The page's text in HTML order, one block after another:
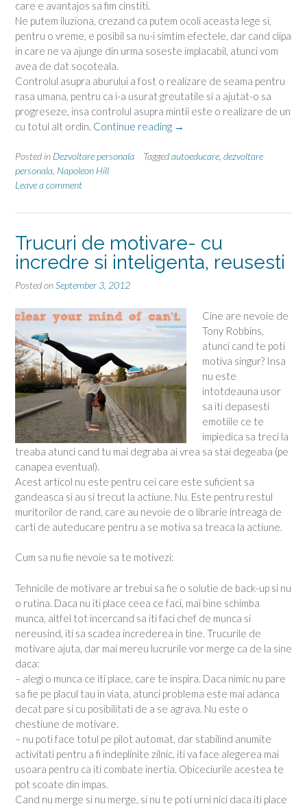
care e avantajos sa fim cinstiti.
Ne putem iluziona, crezand ca putem ocoli aceasta lege si,
pentru o vreme, e posibil sa nu-i simtim efectele, dar cand clipa
in care ne va ajunge din urma soseste implacabil, atunci vom
avea de dat socoteala.
Controlul asupra aburului a fost o realizare de seama pentru
rasa umana, pentru ca i-a usurat greutatile si a ajutat-o sa
progreseze, insa controlul asupra mintii este o realizare de un
cu totul alt ordin. Continue reading “Idei
Napoleon
→
Posted in Dezvoltare personala Taggedautoeducare, dezvoltare
personala, Napoleon Hill
Leave a comment
Trucuri de motivare- cu
incredre si inteligenta, reusesti
Posted onSeptember 3, 2012
Cine are nevoie de
Tony Robbins,
atunci cand te poti
motiva singur? Insa
nu este
intotdeauna usor
sa iti depasesti
emotiile ce te
impiedica sa treci la
treaba atunci cand tu mai degraba ai vrea sa stai degeaba (pe
canapea eventual).
Acest articol nu este pentru cei care este suficient sa
gandeasca si au si trecut la actiune. Nu. Este pentru restul
muritorilor de rand, care au nevoie de o librarie intreaga de
carti de auteducare pentru a se motiva sa treaca la actiune.
Cum sa nu fie nevoie sa te motivezi:
Tehnicile de motivare ar trebui sa fie o solutie de back-up si nu
o rutina. Daca nu iti place ceea ce faci, mai bine schimba
munca, altfel tot incercand sa iti faci chef de munca si
nereusind, iti sa scadea increderea in tine. Trucurile de
motivare ajuta, dar mai mereu lucrurile vor merge ca de la sine
daca:
– alegi o munca ce iti place, care te inspira. Daca nimic nu pare
sa fie pe placul tau in viata, atunci problema este mai adanca
decat pare si cu posibilitati de a se agrava. Nu este o
chestiune de motivare.
– nu poti face totul pe pilot automat, dar stabilind anumite
activitati pentru a fi indeplinite zilnic, iti va face alegerea mai
usoara pentru ca iti combate inertia. Obiceciurile acestea te
pot scoate din impas.
Cand nu merge si nu merge, si nu te poti urni nici daca iti place